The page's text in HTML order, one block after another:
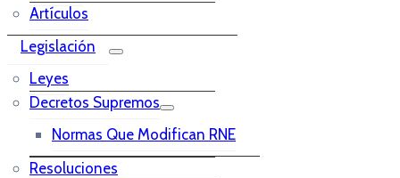
Artículos
Legislación
Leyes
Decretos Supremos
Normas Que Modifican RNE
Resoluciones